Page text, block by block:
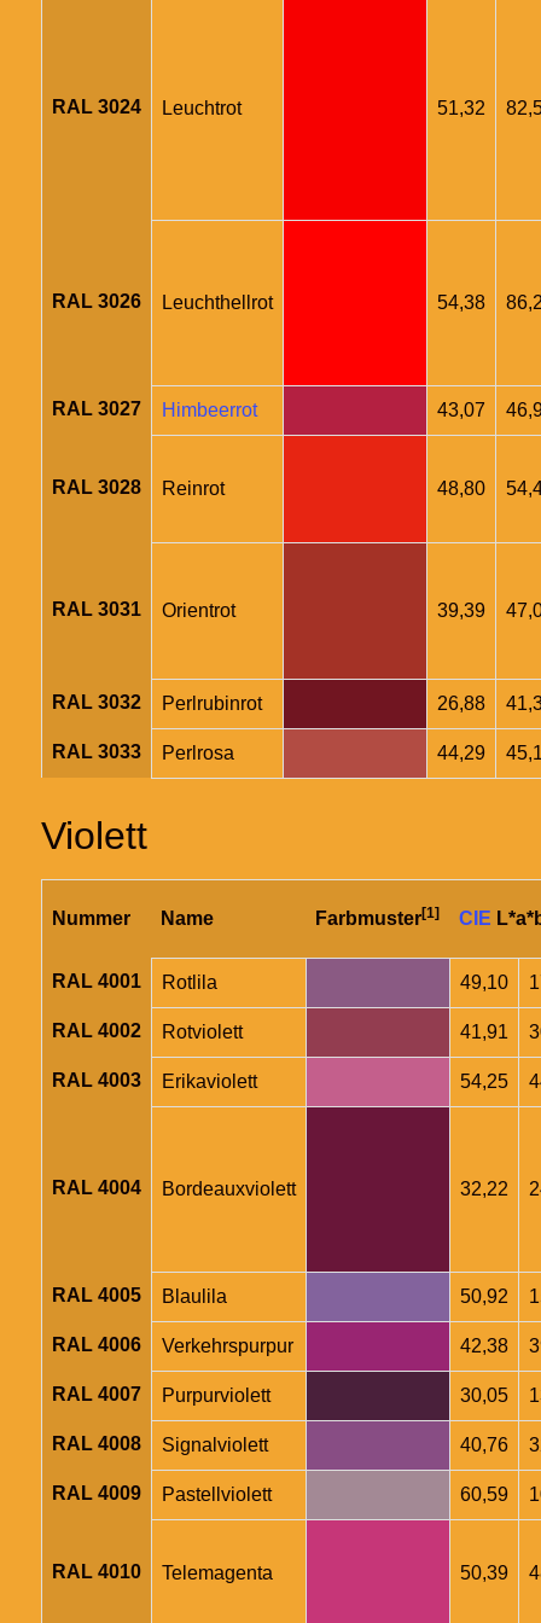
RAL 3024 Leuchtrot 51,32
RAL 3026 Leuchthellrot 54,38
RAL 3027 Himbeerrot 43,07
RAL 3028 Reinrot 48,80
RAL 3031 Orientrot 39,39
RAL 3032 Perlrubinrot 26,88
RAL 3033 Perlrosa 44,29
Violett
Nummer Name Farbmuster[1] CIE
RAL 4001 Rotlila 49,10
RAL 4002 Rotviolett 41,91
RAL 4003 Erikaviolett 54,25
RAL 4004 Bordeauxviolett 32,22
RAL 4005 Blaulila 50,92
RAL 4006 Verkehrspurpur 42,38
RAL 4007 Purpurviolett 30,05
RAL 4008 Signalviolett 40,76
RAL 4009 Pastellviolett 60,59
RAL 4010 Telemagenta 50,39